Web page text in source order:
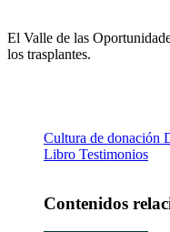
El Valle de las
los trasplantes.
Cultura de donación
Libro Testimonios
Contenidos